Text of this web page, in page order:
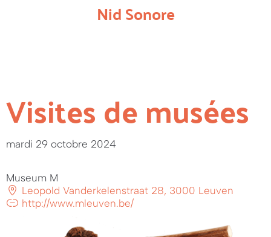
Nid Sonore
Visites de musées
mardi 29 octobre 2024
Museum M
Leopold Vanderkelenstraat 28, 3000 Leuven
http://www.mleuven.be/